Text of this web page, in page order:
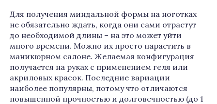
Для получения миндальной формы на ноготках
не обязательно ждать, когда они сами отрастут
до необходимой длины – на это может уйти
много времени. Можно их просто нарастить в
маникюрном салоне. Желаемая конфигурация
получается на руках с применением геля или
акриловых красок. Последние вариации
наиболее популярны, потому что отличаются
повышенной прочностью и долговечностью (до 1